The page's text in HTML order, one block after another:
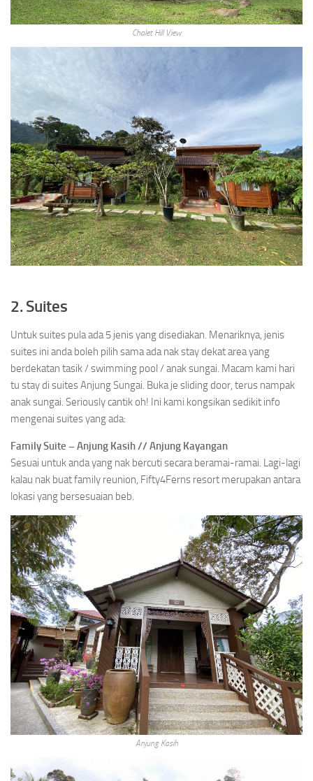
Chalet Hill View
2. Suites
Untuk suites pula ada 5 jenis yang disediakan. Menariknya, jenis
suites ini anda boleh pilih sama ada nak stay dekat area yang
berdekatan tasik / swimming pool / anak sungai. Macam kami hari
tu stay di suites Anjung Sungai. Buka je sliding door, terus nampak
anak sungai. Seriously cantik oh! Ini kami kongsikan sedikit info
mengenai suites yang ada:
Family Suite – Anjung Kasih // Anjung Kayangan
Sesuai untuk anda yang nak bercuti secara beramai-ramai. Lagi-lagi
kalau nak buat family reunion, Fifty4Ferns resort merupakan antara
lokasi yang bersesuaian beb.
Anjung Kasih